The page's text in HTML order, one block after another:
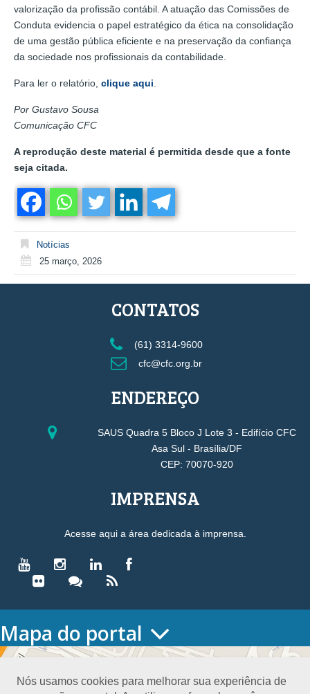
valorização da profissão contábil. A atuação das Comissões de
Conduta evidencia o papel estratégico da ética na consolidação
de uma gestão pública eficiente e na preservação da confiança
da sociedade nos profissionais da contabilidade.
Para ler o relatório, clique aqui.
Por Gustavo Sousa
Comunicação CFC
A reprodução deste material é permitida desde que a fonte
seja citada.
Notícias
25 março, 2026
Nós usamos cookies para melhorar sua experiência de
CONTATOS
(61) 3314-9600
cfc@cfc.org.br
ENDEREÇO
SAUS Quadra 5 Bloco J Lote 3 - Edifício CFC
Asa Sul - Brasília/DF
CEP: 70070-920
IMPRENSA
Acesse aqui a área dedicada à imprensa.
Mapa do portal
HOME
Conselho Diretor